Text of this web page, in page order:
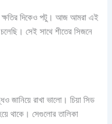
ক্ষতির দিকেও পটু। আজ আমরা এই
সেই সাথে শীতের সিজনে
জানিয়ে রাখা ভালো। চিয়া সিড
থাকে। সেগুলোর তালিকা